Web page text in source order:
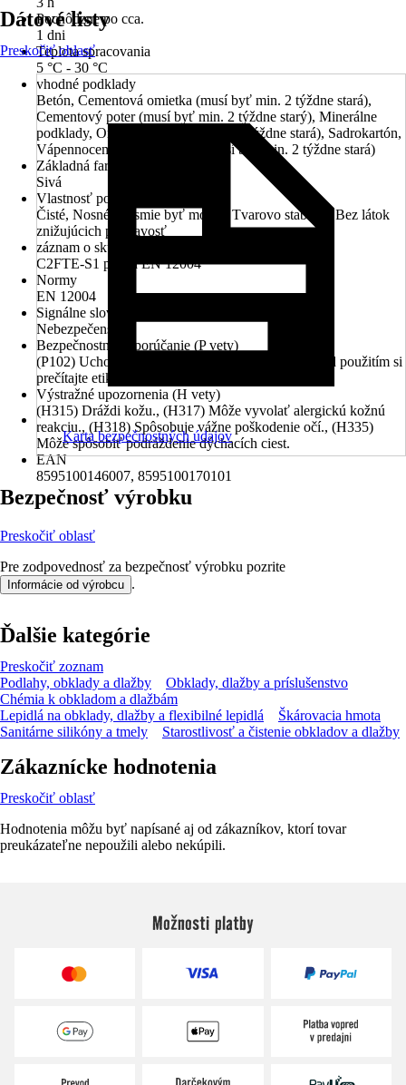
Pochôdzne po cca.
1 dni
Teplota spracovania
5 °C - 30 °C
vhodné podklady
Betón, Cementová omietka (musí byť min. 2 týždne stará),
Cementový poter (musí byť min. 2 týždne starý), Minerálne
podklady, Omietka (musí byť min. 2 týždne stará), Sadrokartón,
Vápennocementová omietka (musí byť min. 2 týždne stará)
Základná farba
Sivá
Vlastnosť podkladu
Čisté, Nosné, Nesmie byť mokré, Tvarovo stabilné, Bez látok
znižujúcich priľnavosť
záznam o skúške
C2FTE-S1 podľa EN 12004
Normy
EN 12004
Signálne slovo
Nebezpečenstvo
Bezpečnostné odporúčanie (P vety)
(P102) Uchovávajte mimo dosahu detí., (P103) Pred použitím si
prečítajte etiketu.
Výstražné upozornenia (H vety)
(H315) Dráždi kožu., (H317) Môže vyvolať alergickú kožnú
reakciu., (H318) Spôsobuje vážne poškodenie očí., (H335)
Môže spôsobiť podráždenie dýchacích ciest.
EAN
8595100146007, 8595100170101
Dátové listy
Preskočiť oblasť
Karta bezpečnostných údajov
Bezpečnosť výrobku
Preskočiť oblasť
Pre zodpovednosť za bezpečnosť výrobku pozrite
Informácie od výrobcu .
Ďalšie kategórie
Preskočiť zoznam
Podlahy, obklady a dlažby
Obklady, dlažby a príslušenstvo
Chémia k obkladom a dlažbám
Lepidlá na obklady, dlažby a flexibilné lepidlá
Škárovacia hmota
Sanitárne silikóny a tmely
Starostlivosť a čistenie obkladov a dlažby
Zákaznícke hodnotenia
Preskočiť oblasť
Hodnotenia môžu byť napísané aj od zákazníkov, ktorí tovar
preukázateľne nepoužili alebo nekúpili.
Možnosti platby